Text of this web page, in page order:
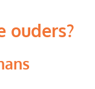
ouders?